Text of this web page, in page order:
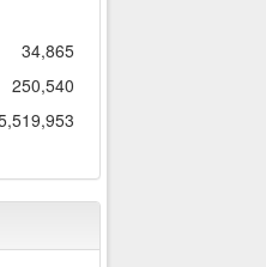
34,865
250,540